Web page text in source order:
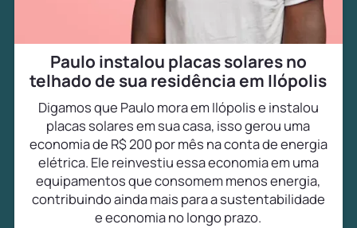
Paulo instalou placas solares no
telhado de sua residência em Ilópolis
Digamos que Paulo mora em Ilópolis e instalou
placas solares em sua casa, isso gerou uma
economia de R$ 200 por mês na conta de energia
elétrica. Ele reinvestiu essa economia em uma
equipamentos que consomem menos energia,
contribuindo ainda mais para a sustentabilidade
e economia no longo prazo.